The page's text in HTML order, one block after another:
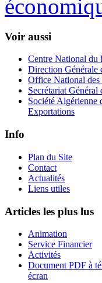
Voir aussi
Centre National du
Direction Générale
Office National des
Secrétariat
Société Algérienne
Exportations
Info
Plan du Site
Contact
Actualités
Liens utiles
Articles les plus lus
Animation
Service Financier
Activités
Document PDF à
écran